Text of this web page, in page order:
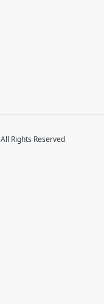
Rights Reserved